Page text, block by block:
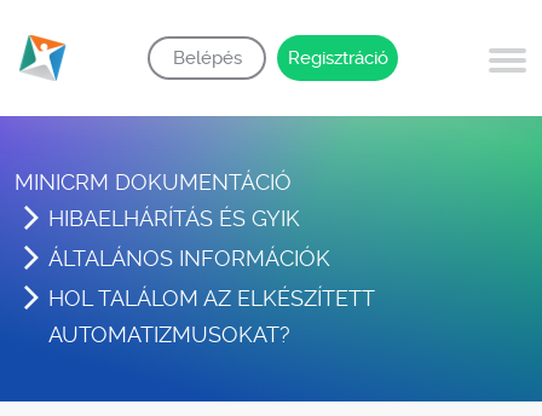
Belépés Regisztráció
MINICRM DOKUMENTÁCIÓ
HIBAELHÁRÍTÁS ÉS GYIK
ÁLTALÁNOS INFORMÁCIÓK
HOL TALÁLOM AZ ELKÉSZÍTETT
AUTOMATIZMUSOKAT?